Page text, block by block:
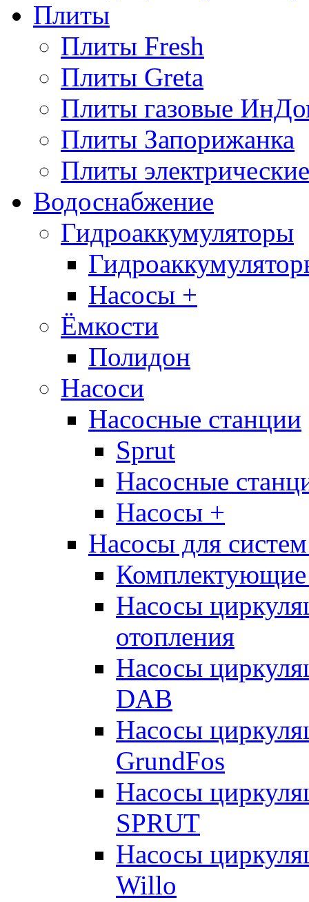
Плиты
Плиты Fresh
Плиты Greta
Плиты газовые
Плиты Запорижанка
Плиты
Водоснабжение
Гидроаккумуляторы
Насосы +
Ёмкости
Полидон
Насоси
Насосные станции
Sprut
Насосные
Насосы +
Насосы для
Комплектующие
Насосы
отопления
Насосы
DAB
Насосы
GrundFos
Насосы
SPRUT
Насосы
Willo